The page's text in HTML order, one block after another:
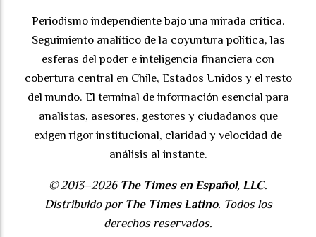
Periodismo independiente bajo una mirada crítica.
Seguimiento analítico de la coyuntura política, las
esferas del poder e inteligencia financiera con
cobertura central en Chile, Estados Unidos y el resto
del mundo. El terminal de información esencial para
analistas, asesores, gestores y ciudadanos que
exigen rigor institucional, claridad y velocidad de
análisis al instante.
© 2013–2026 The Times en Español, LLC.
Distribuido por The Times Latino. Todos los
derechos reservados.